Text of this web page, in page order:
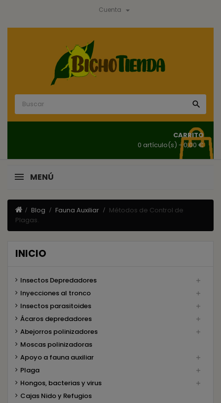
Cuenta 

CARRITO
0 artículo(s) - 0,00 €
MENÚ
Blog Fauna Auxiliar
Métodos de Control de
Plagas.
INICIO
Insectos Depredadores 
Inyecciones al tronco 
Insectos parasitoides 
Ácaros depredadores 
Abejorros polinizadores 
Moscas polinizadoras
Apoyo a fauna auxiliar

Plaga 
Hongos, bacterias y virus 
Cajas Nido y Refugios